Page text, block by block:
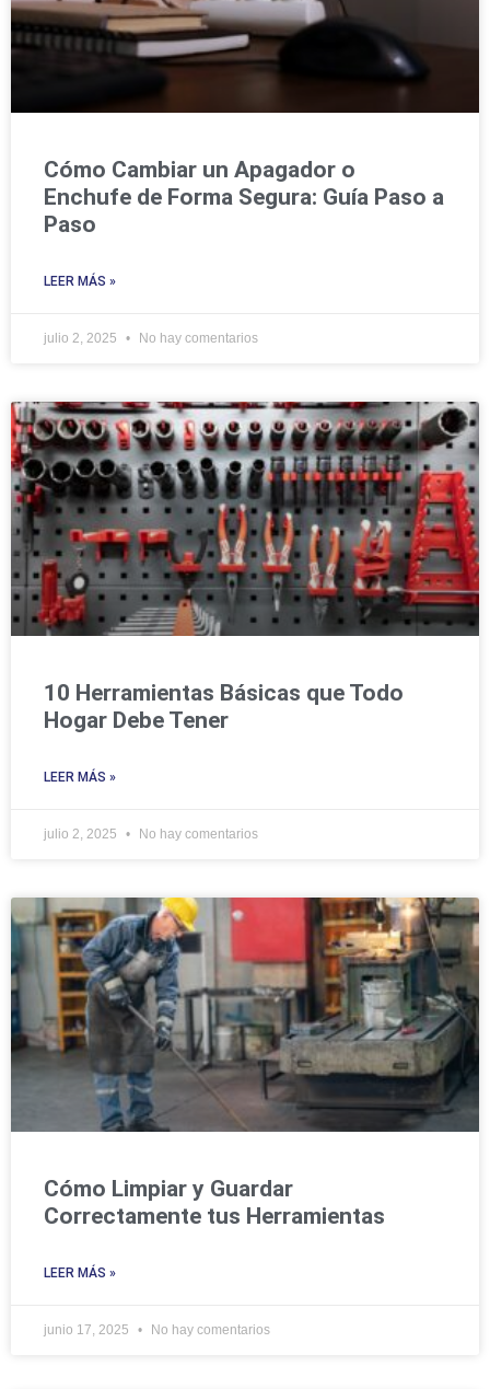
Cómo Cambiar un Apagador o
Enchufe de Forma Segura: Guía Paso a
Paso
LEER MÁS »
julio 2, 2025 No hay comentarios
10 Herramientas Básicas que Todo
Hogar Debe Tener
LEER MÁS »
julio 2, 2025 No hay comentarios
Cómo Limpiar y Guardar
Correctamente tus Herramientas
LEER MÁS »
junio 17, 2025 No hay comentarios